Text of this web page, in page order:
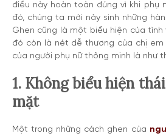
điều này hoàn toàn đúng vì khi phụ
đó, chúng ta mới nảy sinh những
Ghen cũng là một biểu hiện của tình
đó còn là nét dễ thương của chị em
của người phụ nữ thông minh là như
1. Không biểu hiện
mặt
Một trong những cách ghen của